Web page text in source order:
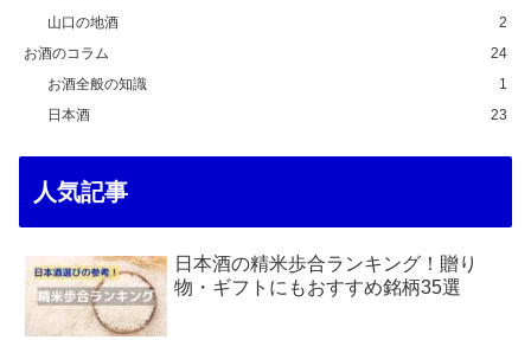
山口の地酒
2
お酒のコラム
24
お酒全般の知識
1
日本酒
23
人気記事
日本酒の精米歩合ランキング！贈り
物・ギフトにもおすすめ銘柄35選